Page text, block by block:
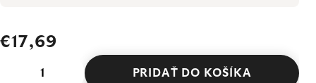
€17,69
PRIDAŤ DO KOŠÍKA